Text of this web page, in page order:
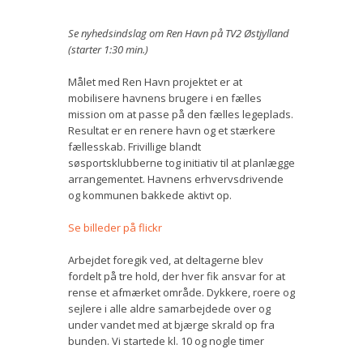
Se nyhedsindslag om Ren Havn på TV2 Østjylland
(starter 1:30 min.)
Målet med Ren Havn projektet er at
mobilisere havnens brugere i en fælles
mission om at passe på den fælles legeplads.
Resultat er en renere havn og et stærkere
fællesskab. Frivillige blandt
søsportsklubberne tog initiativ til at planlægge
arrangementet. Havnens erhvervsdrivende
og kommunen bakkede aktivt op.
Se billeder på flickr
Arbejdet foregik ved, at deltagerne blev
fordelt på tre hold, der hver fik ansvar for at
rense et afmærket område. Dykkere, roere og
sejlere i alle aldre samarbejdede over og
under vandet med at bjærge skrald op fra
bunden. Vi startede kl. 10 og nogle timer